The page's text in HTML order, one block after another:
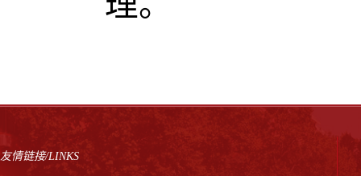
友情链接/LINKS